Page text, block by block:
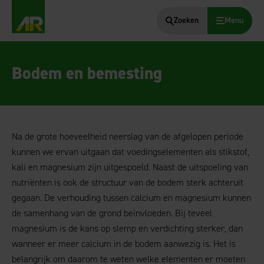
AgruniekRijnvallei
Zoeken Menu
Bodem en bemesting
Na de grote hoeveelheid neerslag van de afgelopen periode
kunnen we ervan uitgaan dat voedingselementen als stikstof,
kali en magnesium zijn uitgespoeld. Naast de uitspoeling van
nutriënten is ook de structuur van de bodem sterk achteruit
gegaan. De verhouding tussen calcium en magnesium kunnen
de samenhang van de grond beïnvloeden. Bij teveel
magnesium is de kans op slemp en verdichting sterker, dan
wanneer er meer calcium in de bodem aanwezig is. Het is
belangrijk om daarom te weten welke elementen er moeten